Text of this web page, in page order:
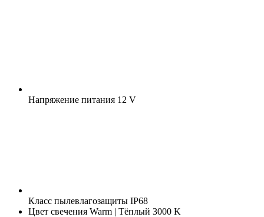
Напряжение питания 12 V
Класс пылевлагозащиты IP68
Цвет свечения Warm | Тёплый 3000 K